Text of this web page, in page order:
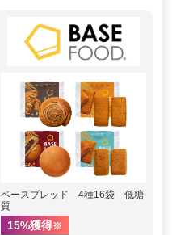
ベースブレッド 4種16袋 低糖
質
15%獲得※